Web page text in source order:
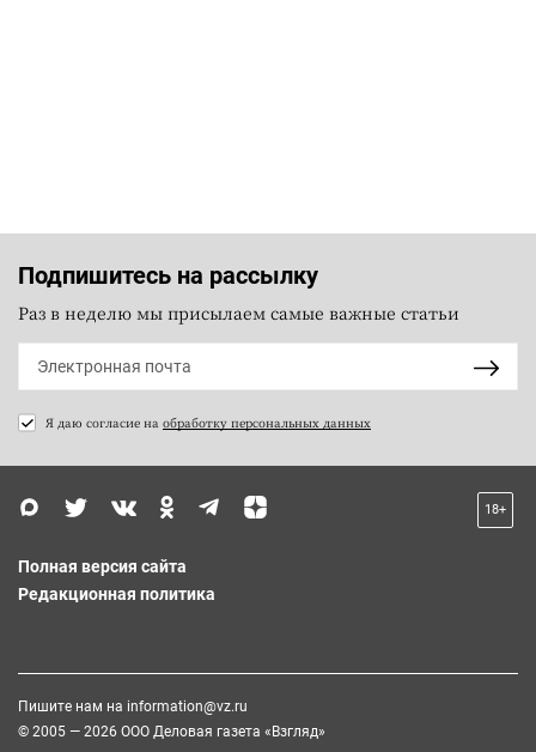
Подпишитесь на рассылку
Раз в неделю мы присылаем самые важные статьи
Я даю согласие на обработку персональных данных
18+
Полная версия сайта
Редакционная политика
Пишите нам на information@vz.ru
© 2005 — 2026 ООО Деловая газета «Взгляд»